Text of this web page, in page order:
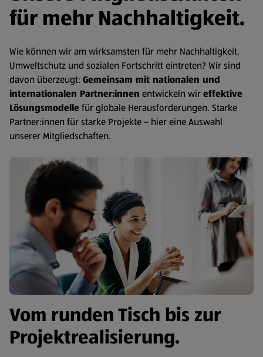
für mehr Nachhaltigkeit.
Wie können wir am wirksamsten für mehr Nachhaltigkeit,
Umweltschutz und sozialen Fortschritt eintreten? Wir sind
davon überzeugt: Gemeinsam mit nationalen und
internationalen Partner:innen entwickeln wireffektive
Lösungsmodellefür globale Herausforderungen. Starke
Partner:innen für starke Projekte – hier eine Auswahl
unserer Mitgliedschaften.
Vom runden Tisch bis zur
Projektrealisierung.